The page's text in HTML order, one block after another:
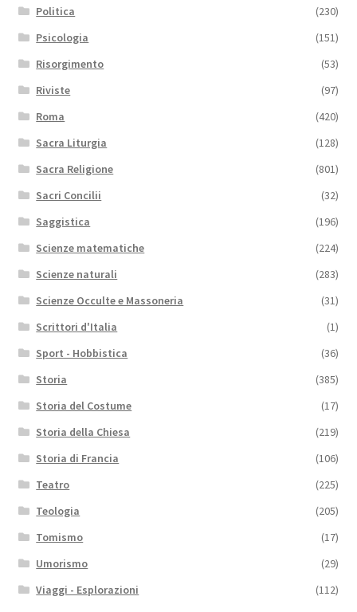
Politica
(230)
Psicologia
(151)
Risorgimento
(53)
Riviste
(97)
Roma
(420)
Sacra Liturgia
(128)
Sacra Religione
(801)
Sacri Concilii
(32)
Saggistica
(196)
Scienze matematiche
(224)
Scienze naturali
(283)
Scienze Occulte e Massoneria
(31)
Scrittori d'Italia
(1)
Sport - Hobbistica
(36)
Storia
(385)
Storia del Costume
(17)
Storia della Chiesa
(219)
Storia di Francia
(106)
Teatro
(225)
Teologia
(205)
Tomismo
(17)
Umorismo
(29)
Viaggi - Esplorazioni
(112)